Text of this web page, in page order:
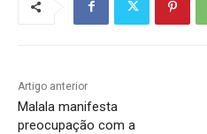
Artigo anterior
Malala manifesta
preocupação com a